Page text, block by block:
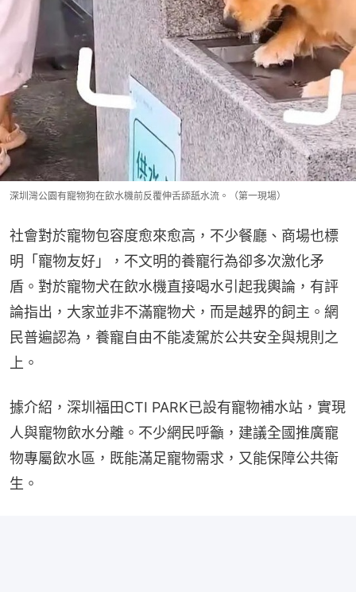
深圳灣公園有寵物狗在飲水機前反覆伸舌舔舐水流。（第一現場）
社會對於寵物包容度愈來愈高，不少餐廳、商場也標
明「寵物友好」，不文明的養寵行為卻多次激化矛
盾。對於寵物犬在飲水機直接喝水引起我輿論，有評
論指出，大家並非不滿寵物犬，而是越界的飼主。網
民普遍認為，養寵自由不能凌駕於公共安全與規則之
上。
據介紹，深圳福田CTI PARK已設有寵物補水站，實現
人與寵物飲水分離。不少網民呼籲，建議全國推廣寵
物專屬飲水區，既能滿足寵物需求，又能保障公共衛
生。